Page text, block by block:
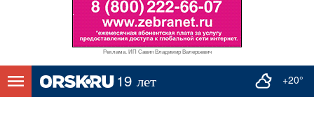
Реклама. ИП Савин Владимир Валерьевич
+20°